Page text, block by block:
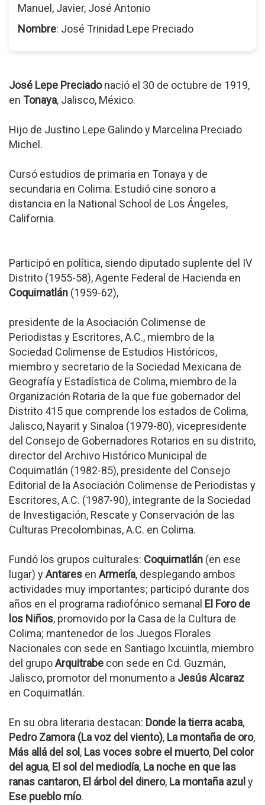
Manuel, Javier, José Antonio
Nombre: José Trinidad Lepe Preciado
José Lepe Preciadonació el 30 de octubre de 1919,
en Tonaya, Jalisco, México.
Hijo de Justino Lepe Galindo y Marcelina Preciado
Michel.
Cursó estudios de primaria en Tonaya y de
secundaria en Colima. Estudió cine sonoro a
distancia en la National School de Los Ángeles,
California.
Participó en política, siendo diputado suplente del IV
Distrito (1955-58), Agente Federal de Hacienda en
Coquimatlán (1959-62),
presidente de la Asociación Colimense de
Periodistas y Escritores, A.C., miembro de la
Sociedad Colimense de Estudios Históricos,
miembro y secretario de la Sociedad Mexicana de
Geografía y Estadística de Colima, miembro de la
Organización Rotaria de la que fue gobernador del
Distrito 415 que comprende los estados de Colima,
Jalisco, Nayarit y Sinaloa (1979-80), vicepresidente
del Consejo de Gobernadores Rotarios en su distrito,
director del Archivo Histórico Municipal de
Coquimatlán (1982-85), presidente del Consejo
Editorial de la Asociación Colimense de Periodistas y
Escritores, A.C. (1987-90), integrante de la Sociedad
de Investigación, Rescate y Conservación de las
Culturas Precolombinas, A.C. en Colima.
Fundó los grupos culturales: Coquimatlán (en ese
lugar) yAntares en Armería, desplegando ambos
actividades muy importantes; participó durante dos
años en el programa radiofónico semanal El Foro de
los Niños, promovido por la Casa de la Cultura de
Colima; mantenedor de los Juegos Florales
Nacionales con sede en Santiago Ixcuintla, miembro
del grupoArquitrabe con sede en Cd. Guzmán,
Jalisco, promotor del monumento a Jesús Alcaraz
en Coquimatlán.
En su obra literaria destacan: Donde la tierra acaba,
Pedro Zamora (La voz del viento), La montaña de oro,
Más allá del sol, Las voces sobre el muerto, Del color
del agua, El sol del mediodía, La noche en que las
ranas cantaron, El árbol del dinero, La montaña azul y
Ese pueblo mío.